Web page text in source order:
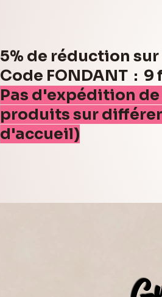
5% de réduction
Code FONDANT : 9
Pas d'expédition
produits sur
d'accueil)